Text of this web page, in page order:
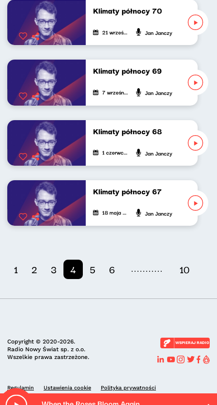
Klimaty północy 70
21 września 2024 Jan Janczy
Klimaty północy 69
7 września 2024 Jan Janczy
Klimaty północy 68
1 czerwca 2024 Jan Janczy
Klimaty północy 67
18 maja 2024 Jan Janczy
1 2 3 4 5 6 ........... 10
Copyright © 2020-2026.
Radio Nowy Świat sp. z o.o.
Wszelkie prawa zastrzeżone.
WSPIERAJ RADIO
Regulamin Ustawienia cookie Polityka prywatności